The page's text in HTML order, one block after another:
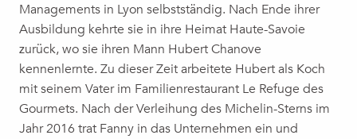
Managements in Lyon selbstständig. Nach Ende ihrer
Ausbildung kehrte sie in ihre Heimat Haute-Savoie
zurück, wo sie ihren Mann Hubert Chanove
kennenlernte. Zu dieser Zeit arbeitete Hubert als Koch
mit seinem Vater im Familienrestaurant Le Refuge des
Gourmets. Nach der Verleihung des Michelin-Sterns im
Jahr 2016 trat Fanny in das Unternehmen ein und